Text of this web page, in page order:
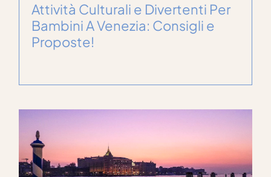
Attività Culturali e Divertenti Per
Bambini A Venezia: Consigli e
Proposte!